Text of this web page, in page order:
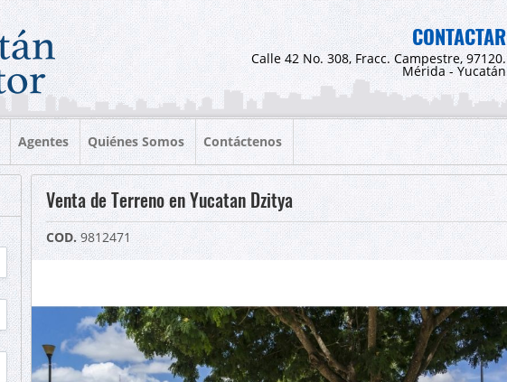
CONTACTAR
Calle 42 No. 308, Fracc. Campestre, 97120.
Mérida - Yucatán
Agentes Quiénes Somos Contáctenos
Venta de Terreno en Yucatan Dzitya
COD.9812471